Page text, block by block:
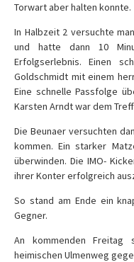
Torwart aber halten konnte.
In Halbzeit 2 versuchte
und hatte dann 10
Erfolgserlebnis. Einen
Goldschmidt mit einem
Eine schnelle Passfolge
Karsten Arndt war dem
Die Beunaer versuchten
kommen. Ein starker
überwinden. Die IMO-
ihrer Konter erfolgreich
So stand am Ende ein
Gegner.
An kommenden
heimischen Ulmenweg